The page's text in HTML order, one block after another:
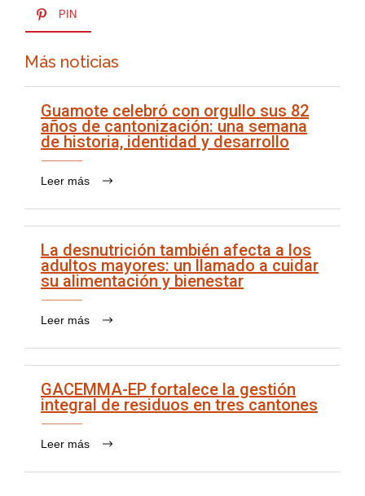
PIN
Más noticias
Guamote celebró con orgullo sus 82
años de cantonización: una semana
de historia, identidad y desarrollo
Leer más
La desnutrición también afecta a los
adultos mayores: un llamado a cuidar
su alimentación y bienestar
Leer más
GACEMMA-EP fortalece la gestión
integral de residuos en tres cantones
Leer más